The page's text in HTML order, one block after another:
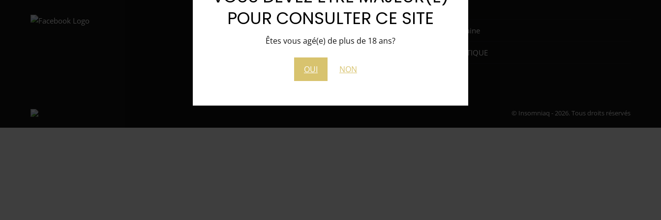
POUR CONSULTER CE SITE
Êtes vous agé(e) de plus de 18 ans?
OUI NON
Accueil
Le domaine
LA BOUTIQUE
© Insomniaq - 2026. Tous droits réservés